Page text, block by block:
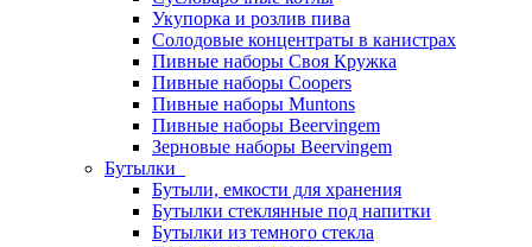
Укупорка и розлив пива
Солодовые концентраты в канистрах
Пивные наборы Своя Кружка
Пивные наборы Coopers
Пивные наборы Muntons
Пивные наборы Beervingem
Зерновые наборы Beervingem
Бутылки
Бутыли, емкости для хранения
Бутылки стеклянные под напитки
Бутылки из темного стекла